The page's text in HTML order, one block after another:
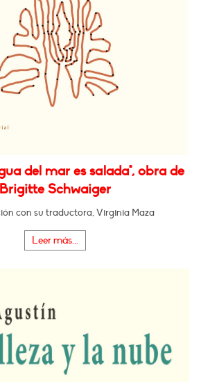
del mar es salada", obra de
Brigitte Schwaiger
con su traductora, Virginia Maza
Leer más...